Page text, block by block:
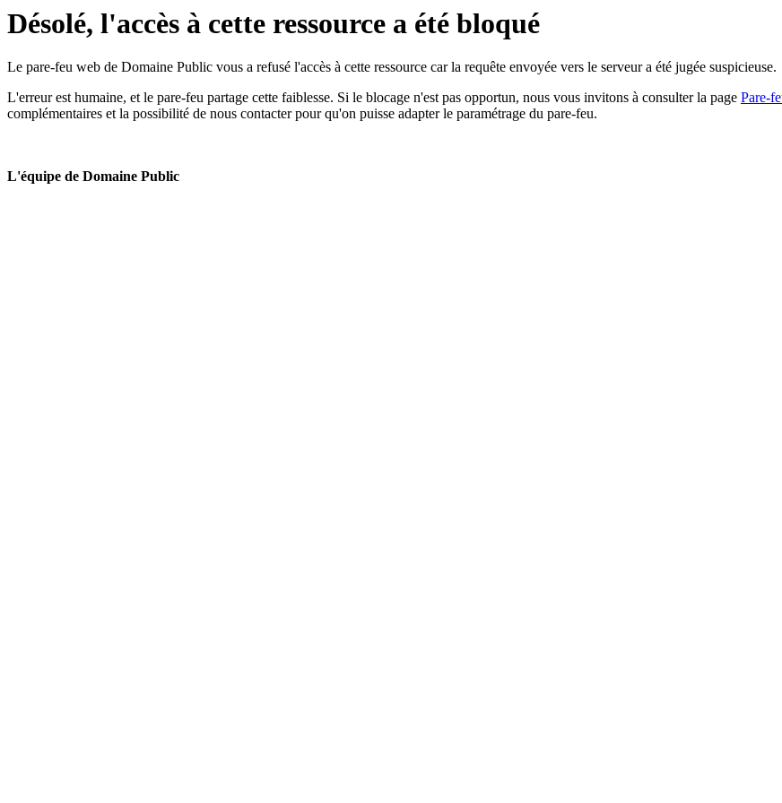
Désolé, l'accès à cette ressource a été bloqué
Le pare-feu web de Domaine Public vous a refusé l'accès à cette ressource car la requête envoyée vers le serveur a été jugée suspicieuse.
L'erreur est humaine, et le pare-feu partage cette faiblesse. Si le blocage n'est pas opportun, nous vous invitons à consulter la page Pare-
complémentaires et la possibilité de nous contacter pour qu'on puisse adapter le paramétrage du pare-feu.
L'équipe de Domaine Public